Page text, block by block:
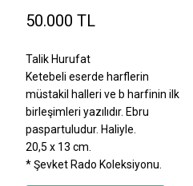
50.000 TL
Talik Hurufat
Ketebeli eserde harflerin
müstakil halleri ve b harfinin ilk
birleşimleri yazılıdır. Ebru
paspartuludur. Haliyle.
20,5 x 13 cm.
* Şevket Rado Koleksiyonu.